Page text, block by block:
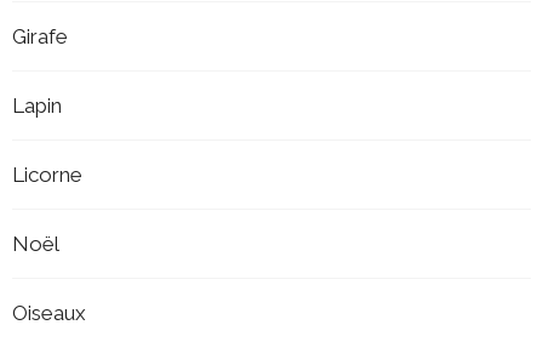
Girafe
Lapin
Licorne
Noël
Oiseaux